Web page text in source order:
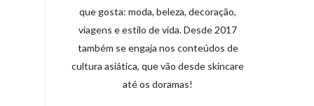
que gosta: moda, beleza, decoração,
viagens e estilo de vida. Desde 2017
também se engaja nos conteúdos de
cultura asiática, que vão desde skincare
até os doramas!